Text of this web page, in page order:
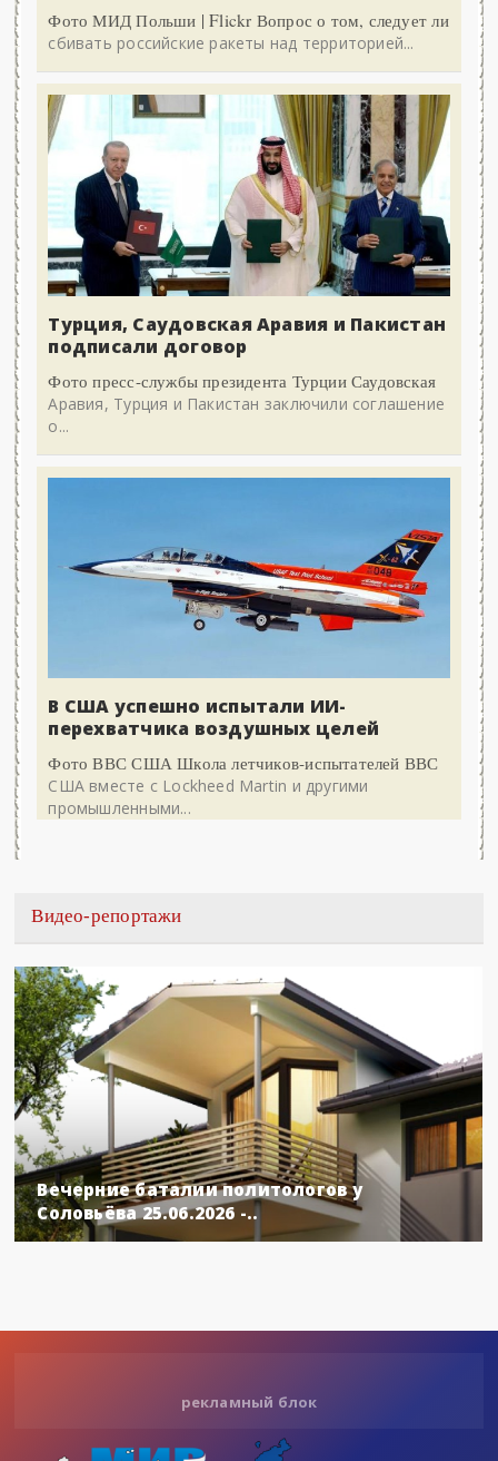
Фото МИД Польши | Flickr Вопрос о том, следует ли
сбивать российские ракеты над территорией...
Турция, Саудовская Аравия и Пакистан
подписали договор
Фото пресс-службы президента Турции Саудовская
Аравия, Турция и Пакистан заключили соглашение
о...
В США успешно испытали ИИ-
перехватчика воздушных целей
Фото ВВС США Школа летчиков-испытателей ВВС
США вместе с Lockheed Martin и другими
промышленными...
Видео-репортажи
Вечерние баталии политологов у
Соловьёва 25.06.2026 -..
рекламный блок